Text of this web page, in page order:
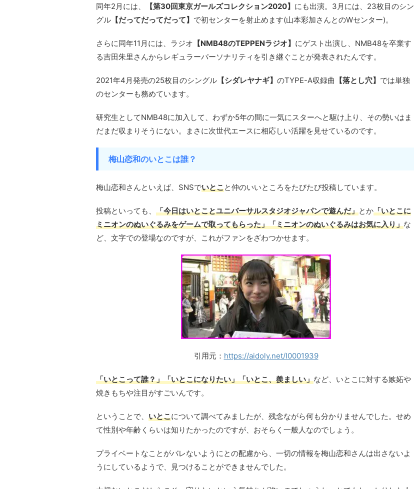
同年2月には、 【第30回東京ガールズコレクション2020】 にも出演。3月には、23枚目のシン
グル 【だってだってだって】 で初センターを射止めます(山本彩加さんとのWセンター)。
さらに同年11月には、ラジオ 【NMB48のTEPPENラジオ】 にゲスト出演し、NMB48を卒業す
る吉田朱里さんからレギュラーパーソナリティを引き継ぐことが発表されたんです。
2021年4月発売の25枚目のシングル 【シダレヤナギ】 のTYPE-A収録曲 【落とし穴】 では単独
のセンターも務めています。
研究生としてNMB48に加入して、わずか5年の間に一気にスターへと駆け上り、その勢いはま
だまだ収まりそうにない。まさに次世代エースに相応しい活躍を見せているのです。
梅山恋和のいとこは誰？
梅山恋和さんといえば、SNSでいとこと仲のいいところをたびたび投稿しています。
投稿といっても、 「今日はいとことユニバーサルスタジオジャパンで遊んだ」とか「いとこに
ミニオンのぬいぐるみをゲームで取ってもらった」「ミニオンのぬいぐるみはお気に入り」な
ど、文字での登場なのですが、これがファンをざわつかせます。
引用元： https://aidoly.net/I0001939
「いとこって誰？」「いとこになりたい」「いとこ、羨ましい」など、いとこに対する嫉妬や
焼きもちや注目がすごいんです。
ということで、 いとこについて調べてみましたが、残念ながら何も分かりませんでした。せめ
て性別や年齢くらいは知りたかったのですが、おそらく一般人なのでしょう。
プライベートなことがバレないようにとの配慮から、一切の情報を梅山恋和さんは出さないよ
うにしているようで、見つけることができませんでした。